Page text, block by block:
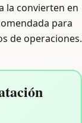
la convierten en
para
de operaciones.